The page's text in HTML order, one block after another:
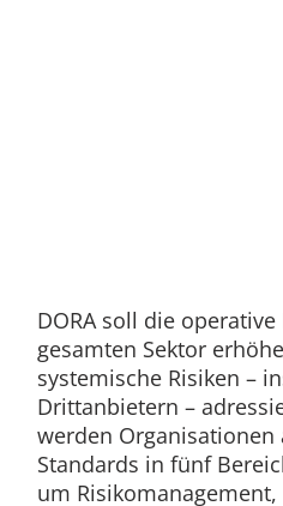
DORA soll die
gesamten Sektor
systemische Risiken –
Drittanbietern –
werden Organisationen
Standards in fünf
um